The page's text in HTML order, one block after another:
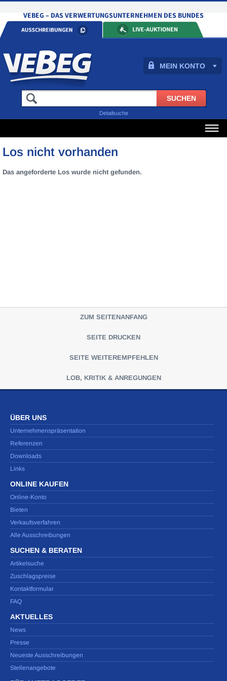
MEIN KONTO
Detailsuche
Los nicht vorhanden
Das angeforderte Los wurde nicht gefunden.
ZUM SEITENANFANG
SEITE DRUCKEN
SEITE WEITEREMPFEHLEN
LOB, KRITIK & ANREGUNGEN
ÜBER UNS
Unternehmenspräsentation
Referenzen
Downloads
Links
ONLINE KAUFEN
Online-Konto
Bieten
Verkaufsverfahren
Alle Ausschreibungen
SUCHEN & BERATEN
Artikelsuche
Zuschlagspreise
Kontaktformular
FAQ
AKTUELLES
News
Presse
Neueste Ausschreibungen
Stellenangebote